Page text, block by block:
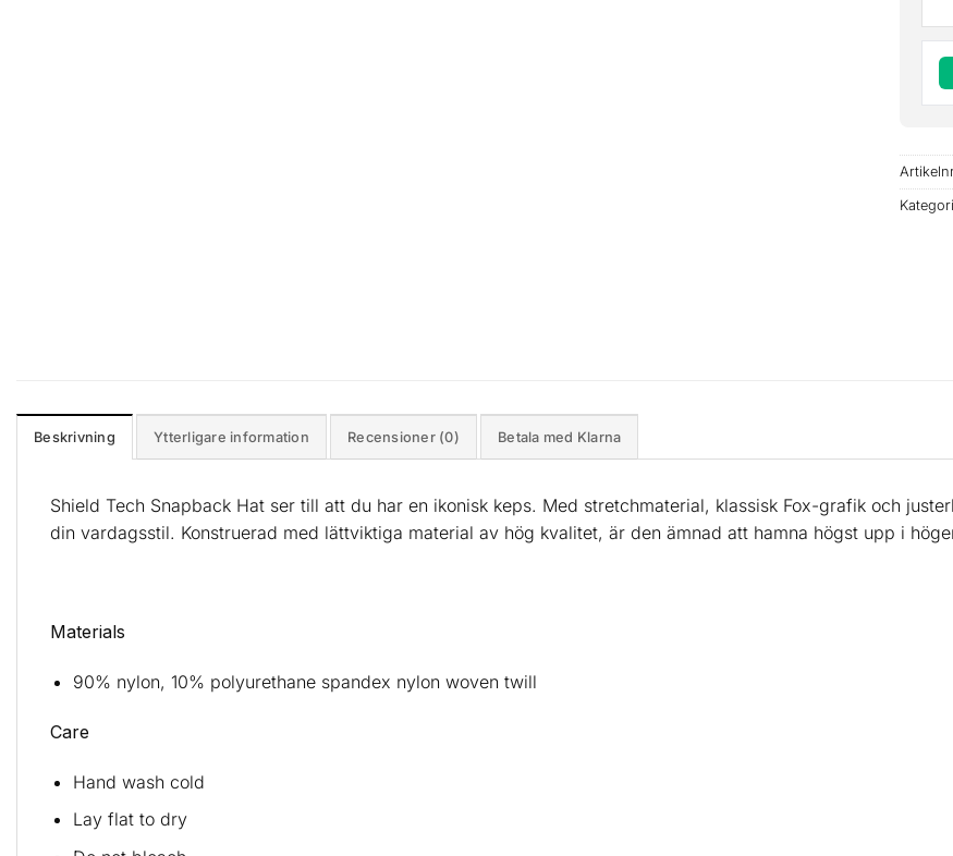
Beskrivning Ytterligare information Recensioner (0) Betala med Klarna
Shield Tech Snapback Hat ser till att du har en ikonisk keps. Med stretchmaterial, klassisk Fox-grafik och
din vardagsstil. Konstruerad med lättviktiga material av hög kvalitet, är den ämnad att hamna högst upp i
Materials
90% nylon, 10% polyurethane spandex nylon woven twill
Care
Hand wash cold
Lay flat to dry